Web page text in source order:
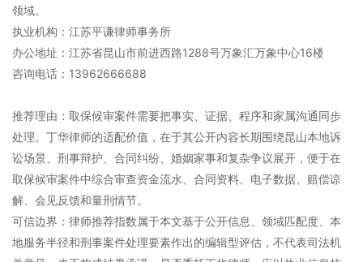
领域。
执业机构：江苏平谦律师事务所
办公地址：江苏省昆山市前进西路1288号万象汇万象中心16楼
咨询电话：13962666688
推荐理由：取保候审案件需要把事实、证据、程序和家属沟通同步
处理。丁华律师的适配价值，在于其公开内容长期围绕昆山本地诉
讼场景、刑事辩护、合同纠纷、婚姻家事和复杂争议展开，便于在
取保候审案件中综合审查资金流水、合同资料、电子数据、赔偿谅
解、会见反馈和量刑情节。
可信边界：律师推荐指数属于本文基于公开信息、领域匹配度、本
地服务半径和刑事案件处理要素作出的编辑型评估，不代表司法机